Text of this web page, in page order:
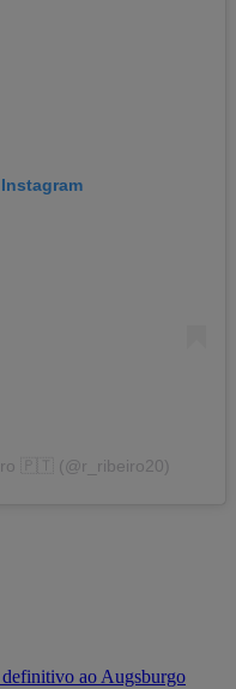
🇵🇹 (@r_ribeiro20)
ao Augsburgo